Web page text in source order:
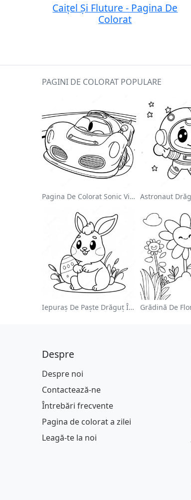
Caițel Și Fluture - Pagina De
Colorat
PAGINI DE COLORAT POPULARE
Pagina De Colorat Sonic Viteza
Iepuraș De Paște Drăguț În Pagină De Colorat
Despre
Despre noi
Contactează-ne
Întrebări frecvente
Pagina de colorat a zilei
Leagă-te la noi